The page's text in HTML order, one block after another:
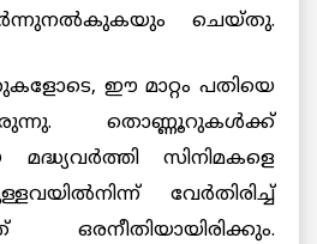
ചെയ്തു.
ഈ മാറ്റം പതിയെ
തൊണ്ണൂറുകള്‍ക്ക്
സിനിമകളെ
വേര്‍തിരിച്ച്
ഒരനീതിയായിരിക്കും.